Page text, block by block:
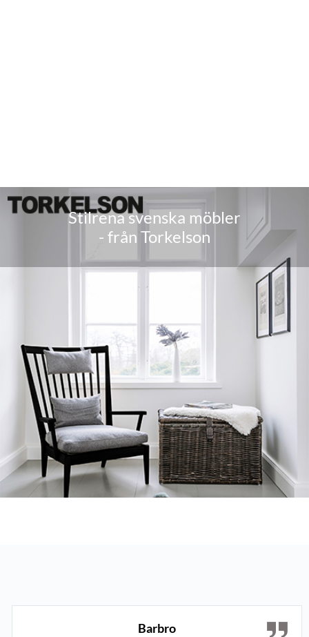
Stilrena svenska möbler
- från Torkelson
Barbro